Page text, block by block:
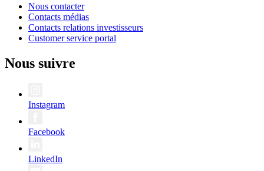
Nous contacter
Contacts médias
Contacts relations investisseurs
Customer service portal
Nous suivre
Instagram
Facebook
LinkedIn